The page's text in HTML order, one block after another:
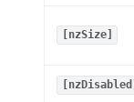
[nzSize]
[nzDisabled]